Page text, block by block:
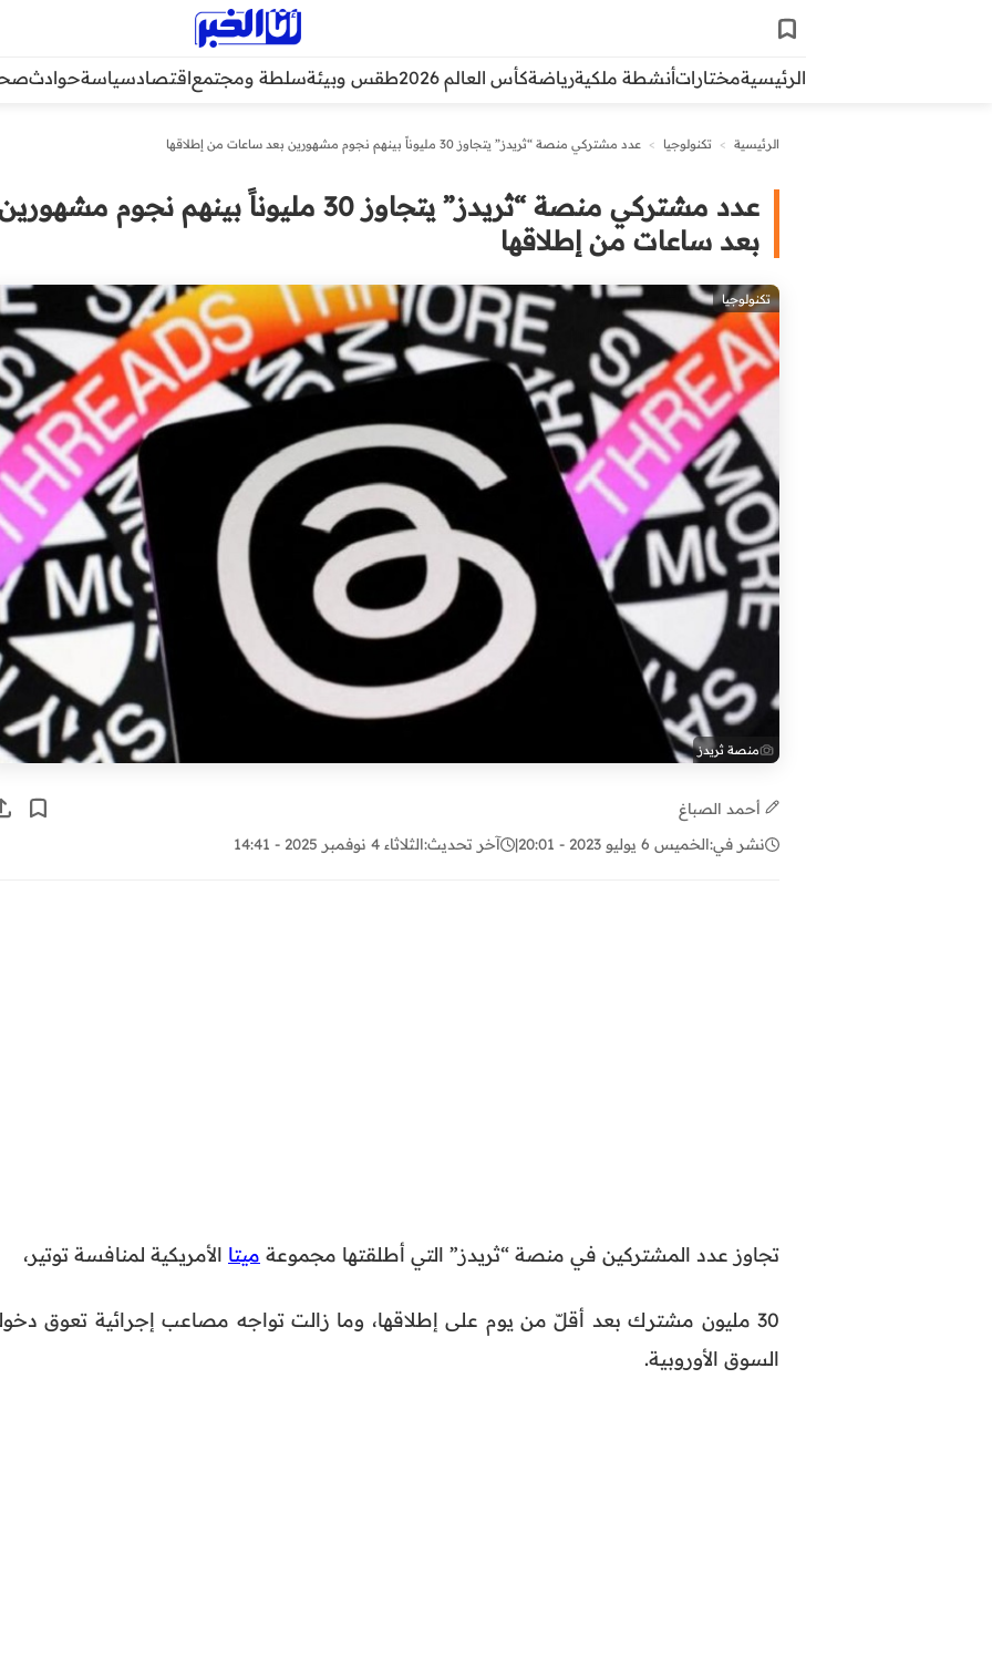
الرئيسيةمختاراتأنشطة ملكيةرياضةكأس العالم 2026 طقس وبيئةسلطة ومجتمعاقتصادسياسةحوادث
الرئيسية > تكنولوجيا > عدد مشتركي منصة “ثريدز” يتجاوز 30 مليوناً بينهم نجوم مشهورين بعد ساعات من إطلاقها
عدد مشتركي منصة “ثريدز” يتجاوز 30 مليوناً بينهم نجوم
بعد ساعات من إطلاقها
تكنولوجيا
منصة ثريدز
أحمد الصباغ
نشر في:الخميس 6 يوليو 2023 - 20:01 | آخر تحديث:الثلاثاء 4 نوفمبر 2025 - 14:41
تجاوز عدد المشتركين في منصة “ثريدز” التي أطلقتها مجموعة ميتا الأمريكية لمنافسة توتير،
30 مليون مشترك بعد أقلّ من يوم على إطلاقها، وما زالت تواجه مصاعب إجرائية تعوق
السوق الأوروبية.